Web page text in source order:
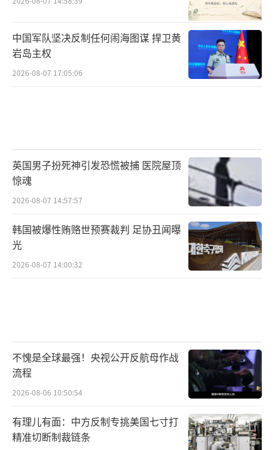
中国军队坚决反制任何闹海图谋 捍卫黄
岩岛主权
2026-08-07 17:05:06
英国男子扮死神引发恐慌被捕 医院屋顶
惊魂
2026-08-07 14:57:57
韩国被爆性贿赂世预赛裁判 足协丑闻曝
光
2026-08-07 14:00:32
不愧是全球最强！央视公开反航母作战
流程
2026-08-06 10:50:54
有理儿有面：中方反制专挑美国七寸打
精准切断制裁链条